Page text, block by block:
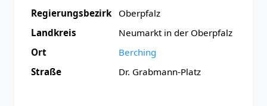
Regierungsbezirk
Oberpfalz
Landkreis
Neumarkt in der Oberpfalz
Ort
Berching
Straße
Dr. Grabmann-Platz